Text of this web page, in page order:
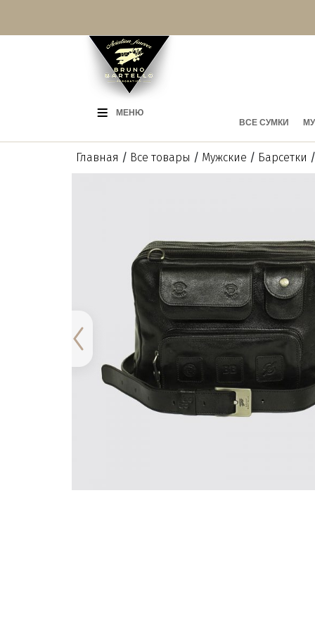
МЕНЮ
ВСЕ СУМКИ
Главная / Все товары / Мужские / Барсетки